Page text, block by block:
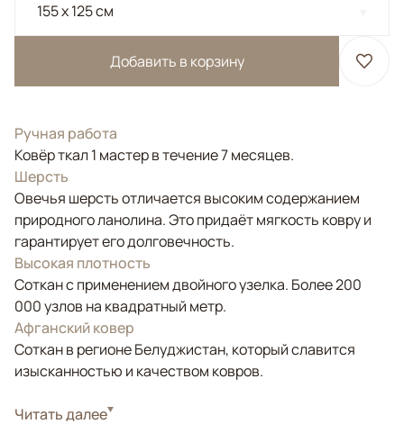
155 x 125 см
Добавить в корзину
Ручная работа
Ковёр ткал 1 мастер в течение 7 месяцев.
Шерсть
Овечья шерсть отличается высоким содержанием
природного ланолина. Это придаёт мягкость ковру и
гарантирует его долговечность.
Высокая плотность
Соткан с применением двойного узелка. Более 200
000 узлов на квадратный метр.
Афганский ковер
Соткан в регионе Белуджистан, который славится
изысканностью и качеством ковров.
СтильКлассические
Читать далее